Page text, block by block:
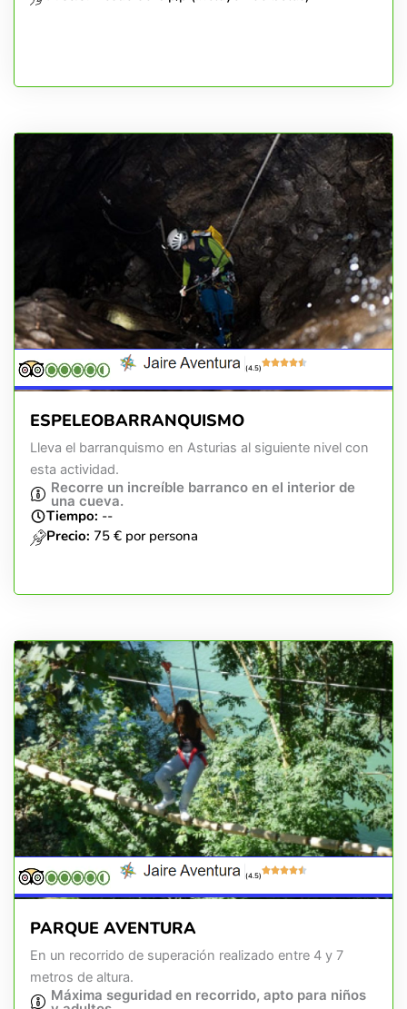
(4.5)
ESPELEOBARRANQUISMO
Lleva el barranquismo en Asturias al siguiente nivel con
esta actividad.
Recorre un increíble barranco en el interior de
una cueva.
Tiempo: --
Precio: 75 € por persona
(4.5)
PARQUE AVENTURA
En un recorrido de superación realizado entre 4 y 7
metros de altura.
Máxima seguridad en recorrido, apto para niños